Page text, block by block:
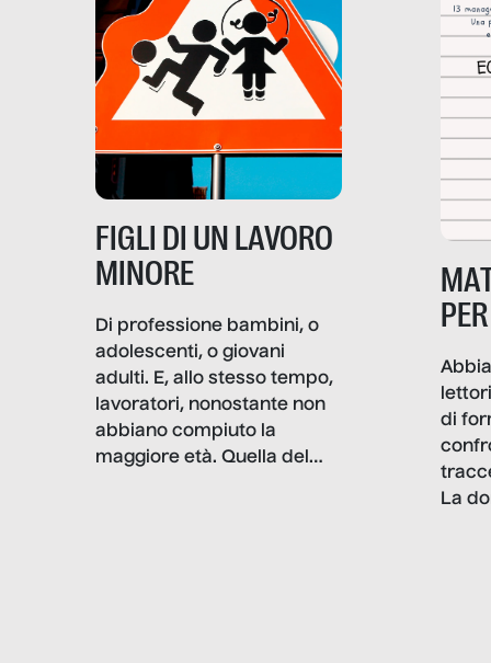
soprattutto nei luoghi di
frattura. Questo reportage
nasce dall’idea che guerre
e crisi penetrino nel tessuto
più intimo delle società per
alterarne le molecole
professionali – e, attraverso
esse, il senso stesso della
lavoro rovescia la sua
gravità.
FIGLI DI UN LAVORO
MINORE
Di professione bambini, o
adolescenti, o giovani
adulti. E, allo stesso tempo,
lavoratori, nonostante non
abbiano compiuto la
maggiore età. Quella del
di
La